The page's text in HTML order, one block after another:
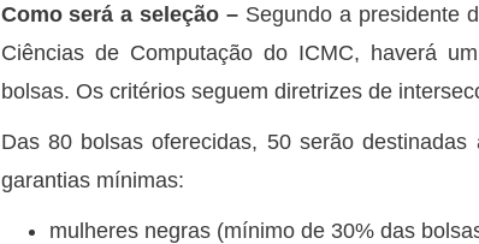
Como será a seleção – Segundo a presidente
Ciências de Computação do ICMC, haverá
bolsas. Os critérios seguem diretrizes de
Das 80 bolsas oferecidas, 50 serão
garantias mínimas:
mulheres negras (mínimo de 30% das